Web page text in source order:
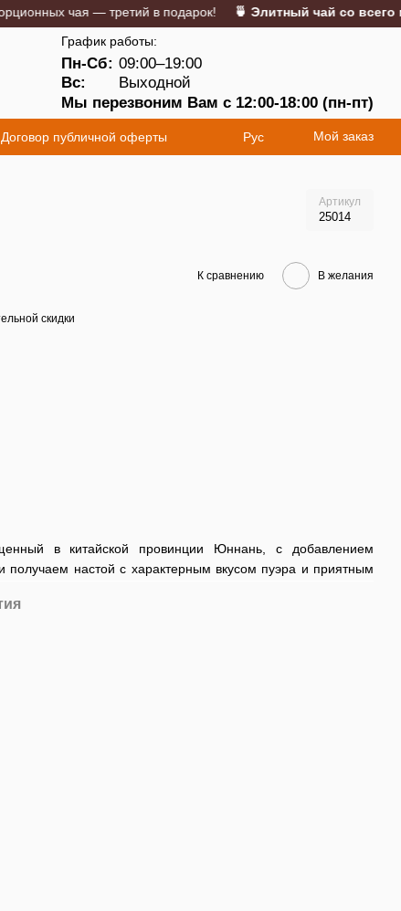
чая — третий в подарок!🍵 Элитный чай со всего
График работы:
Пн-Сб: 09:00–19:00
Вс:
Выходной
Мы перезвоним Вам с 12:00-18:00 (пн-пт)
Договор публичной оферты
Рус Мой заказ
Артикул
25014
К сравнению В желания
скидки
в китайской провинции Юннань, с добавлением
получаем настой с характерным вкусом пуэра и приятным